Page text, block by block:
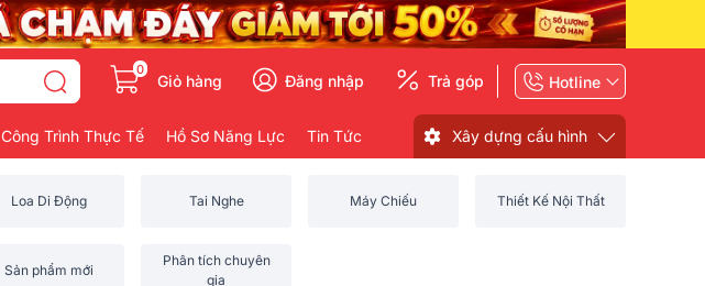
0
Giỏ hàng Đăng nhập Trả góp Hotline
Công Trình Thực Tế Hồ Sơ Năng Lực Tin Tức Xây dựng cấu hình
Loa Di Động Tai Nghe Máy Chiếu Thiết Kế Nội Thất
Sản phẩm mới
Phân tích chuyên
gia